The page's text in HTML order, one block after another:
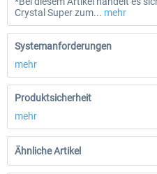
Crystal Super zum... mehr
Systemanforderungen
mehr
Produktsicherheit
mehr
Ähnliche Artikel